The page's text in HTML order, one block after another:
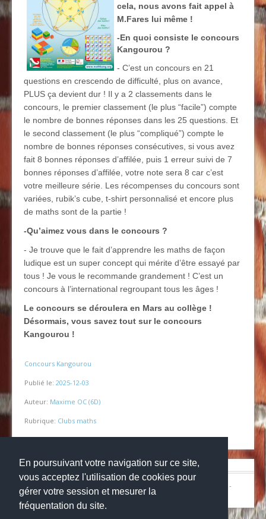
En poursuivant votre navigation sur ce site,
vous acceptez l'utilisation de cookies pour
gérer votre session et mesurer la
fréquentation du site.
cela, nous avons fait appel à
M.Fares lui même !
-En quoi consiste le concours
Kangourou ?
- C’est un concours en 21
questions en crescendo de difficulté, plus on avance,
PLUS ça devient dur ! Il y a 2 classements dans le
concours, le premier classement (le plus “facile”) compte
le nombre de bonnes réponses dans les 25 questions. Et
le second classement (le plus “compliqué”) compte le
nombre de bonnes réponses consécutives, si vous avez
fait 8 bonnes réponses d’affilée, puis 1 erreur suivi de 7
bonnes réponses d’affilée, votre note sera 8 car c’est
votre meilleure série. Les récompenses du concours sont
variées, rubik’s cube, t-shirt personnalisé et encore plus
de maths sont de la partie !
-Qu’aimez vous dans le concours ?
- Je trouve que le fait d’apprendre les maths de façon
ludique est un super concept qui mérite d’être essayé par
tous ! Je vous le recommande grandement ! C’est un
concours à l’international regroupant tous les âges !
Le concours se déroulera en Mars au collège !
Désormais, vous savez tout sur le concours
Kangourou !
Concours Kangourou
Publié le: 2025-12-03
Auteur: Maxime OC (6D)
Rubrique: Clubs maths
© Copyright 2024 Mentions légales
-
Websco